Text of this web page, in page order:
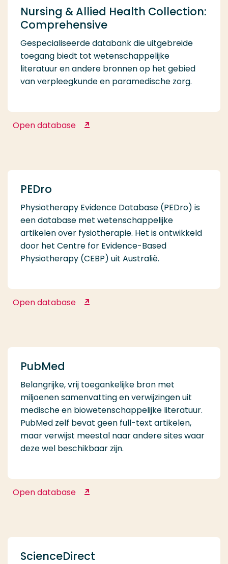
Nursing & Allied Health Collection:
Comprehensive
Gespecialiseerde databank die uitgebreide
toegang biedt tot wetenschappelijke
literatuur en andere bronnen op het gebied
van verpleegkunde en paramedische zorg.
Open database
Nursing & Allied Health Collection:
PEDro
Physiotherapy Evidence Database (PEDro) is
een database met wetenschappelijke
artikelen over fysiotherapie. Het is ontwikkeld
door het Centre for Evidence-Based
Physiotherapy (CEBP) uit Australië.
Open database PEDro
PubMed
Belangrijke, vrij toegankelijke bron met
miljoenen samenvatting en verwijzingen uit
medische en biowetenschappelijke literatuur.
PubMed zelf bevat geen full-text artikelen,
maar verwijst meestal naar andere sites waar
deze wel beschikbaar zijn.
Open database PubMed
ScienceDirect